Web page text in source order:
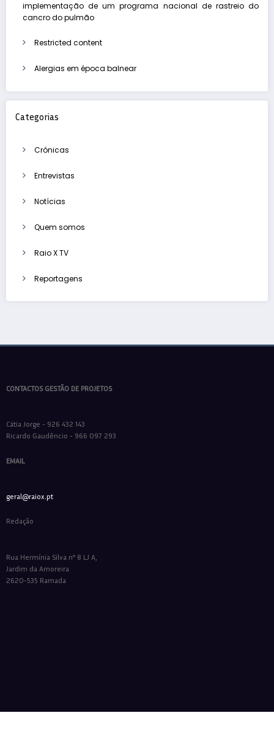
implementação de um programa nacional de rastreio do
cancro do pulmão
Restricted content
Alergias em época balnear
Categorias
Crónicas
Entrevistas
Notícias
Quem somos
Raio X TV
Reportagens
CONTACTOS GESTÃO DE PROJETOS
Cátia Jorge - 926 432 143
Ricardo Gaudêncio - 966 097 293
EMAIL
geral@raiox.pt
Redação
Rua Hermínia Silva nº 8 LJ A,
Jardim da Amoreira
2620-535 Ramada